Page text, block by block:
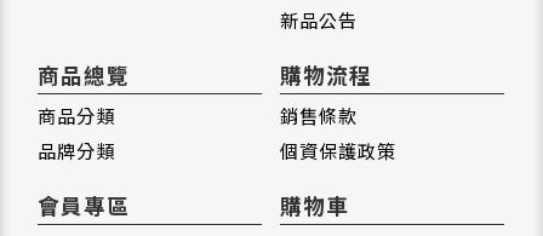
新品公告
商品總覽
商品分類
品牌分類
購物流程
銷售條款
個資保護政策
會員專區 購物車